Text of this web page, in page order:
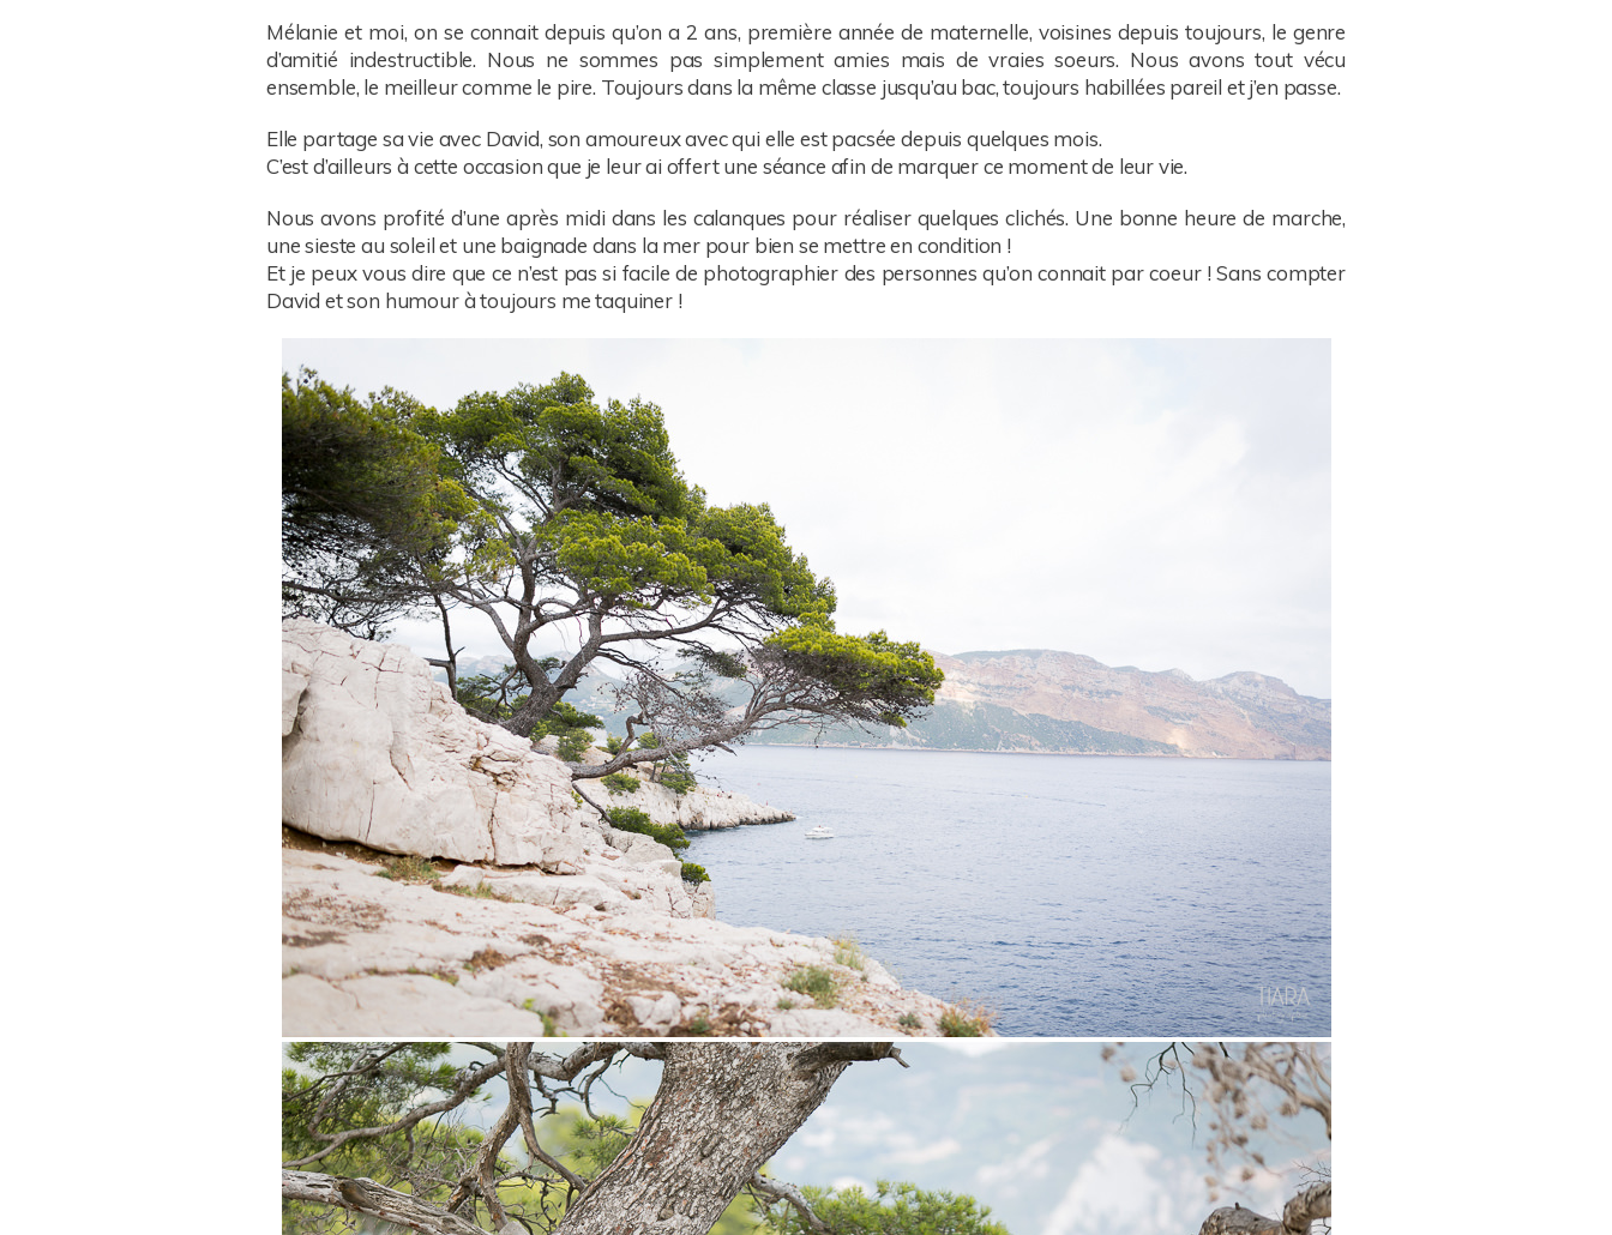
Mélanie et moi, on se connait depuis qu’on a 2 ans, première année de maternelle, voisines depuis toujours, le genre
d’amitié indestructible. Nous ne sommes pas simplement amies mais de vraies soeurs. Nous avons tout vécu
ensemble, le meilleur comme le pire. Toujours dans la même classe jusqu’au bac, toujours habillées pareil et j’en passe.
Elle partage sa vie avec David, son amoureux avec qui elle est pacsée depuis quelques mois.
C’est d’ailleurs à cette occasion que je leur ai offert une séance afin de marquer ce moment de leur vie.
Nous avons profité d’une après midi dans les calanques pour réaliser quelques clichés. Une bonne heure de marche,
une sieste au soleil et une baignade dans la mer pour bien se mettre en condition !
Et je peux vous dire que ce n’est pas si facile de photographier des personnes qu’on connait par coeur ! Sans compter
David et son humour à toujours me taquiner !